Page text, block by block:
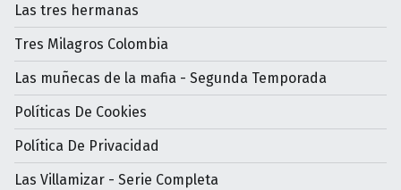
Las tres hermanas
Tres Milagros Colombia
Las muñecas de la mafia - Segunda Temporada
Políticas De Cookies
Política De Privacidad
Las Villamizar - Serie Completa